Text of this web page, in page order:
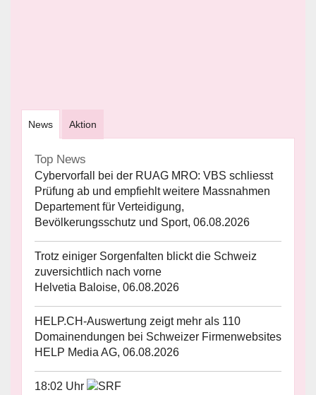
News Aktion
Top News
Cybervorfall bei der RUAG MRO: VBS schliesst
Prüfung ab und empfiehlt weitere Massnahmen
Departement für Verteidigung,
Bevölkerungsschutz und Sport, 06.08.2026
Trotz einiger Sorgenfalten blickt die Schweiz
zuversichtlich nach vorne
Helvetia Baloise, 06.08.2026
HELP.CH-Auswertung zeigt mehr als 110
Domainendungen bei Schweizer Firmenwebsites
HELP Media AG, 06.08.2026
18:02 Uhr